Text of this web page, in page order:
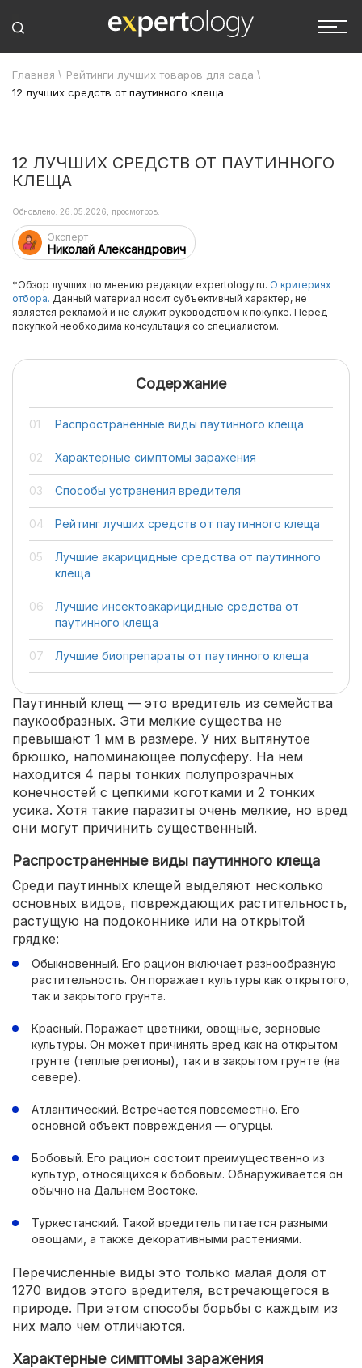
Главная \ Рейтинги лучших товаров для сада \
12 лучших средств от паутинного клеща
12 ЛУЧШИХ СРЕДСТВ ОТ ПАУТИННОГО
КЛЕЩА
Эксперт
Николай Александрович
Обновлено: 26.05.2026, просмотров:
*Обзор лучших по мнению редакции expertology.ru. О критериях
отбора. Данный материал носит субъективный характер, не
является рекламой и не служит руководством к покупке. Перед
покупкой необходима консультация со специалистом.
Содержание
Распространенные виды паутинного клеща
Характерные симптомы заражения
Способы устранения вредителя
Рейтинг лучших средств от паутинного клеща
Лучшие акарицидные средства от паутинного
клеща
Лучшие инсектоакарицидные средства от
паутинного клеща
Лучшие биопрепараты от паутинного клеща
Паутинный клещ — это вредитель из семейства
паукообразных. Эти мелкие существа не
превышают 1 мм в размере. У них вытянутое
брюшко, напоминающее полусферу. На нем
находится 4 пары тонких полупрозрачных
конечностей с цепкими коготками и 2 тонких
усика. Хотя такие паразиты очень мелкие, но вред
они могут причинить существенный.
Распространенные виды паутинного клеща
Среди паутинных клещей выделяют несколько
основных видов, повреждающих растительность,
растущую на подоконнике или на открытой
грядке:
Обыкновенный. Его рацион включает разнообразную
растительность. Он поражает культуры как открытого,
так и закрытого грунта.
Красный. Поражает цветники, овощные, зерновые
культуры. Он может причинять вред как на открытом
грунте (теплые регионы), так и в закрытом грунте (на
севере).
Атлантический. Встречается повсеместно. Его
основной объект повреждения — огурцы.
Бобовый. Его рацион состоит преимущественно из
культур, относящихся к бобовым. Обнаруживается он
обычно на Дальнем Востоке.
Туркестанский. Такой вредитель питается разными
овощами, а также декоративными растениями.
Перечисленные виды это только малая доля от
1270 видов этого вредителя, встречающегося в
природе. При этом способы борьбы с каждым из
них мало чем отличаются.
Характерные симптомы заражения